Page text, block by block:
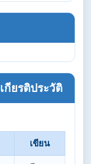
กียรติประวัติ
เขียน